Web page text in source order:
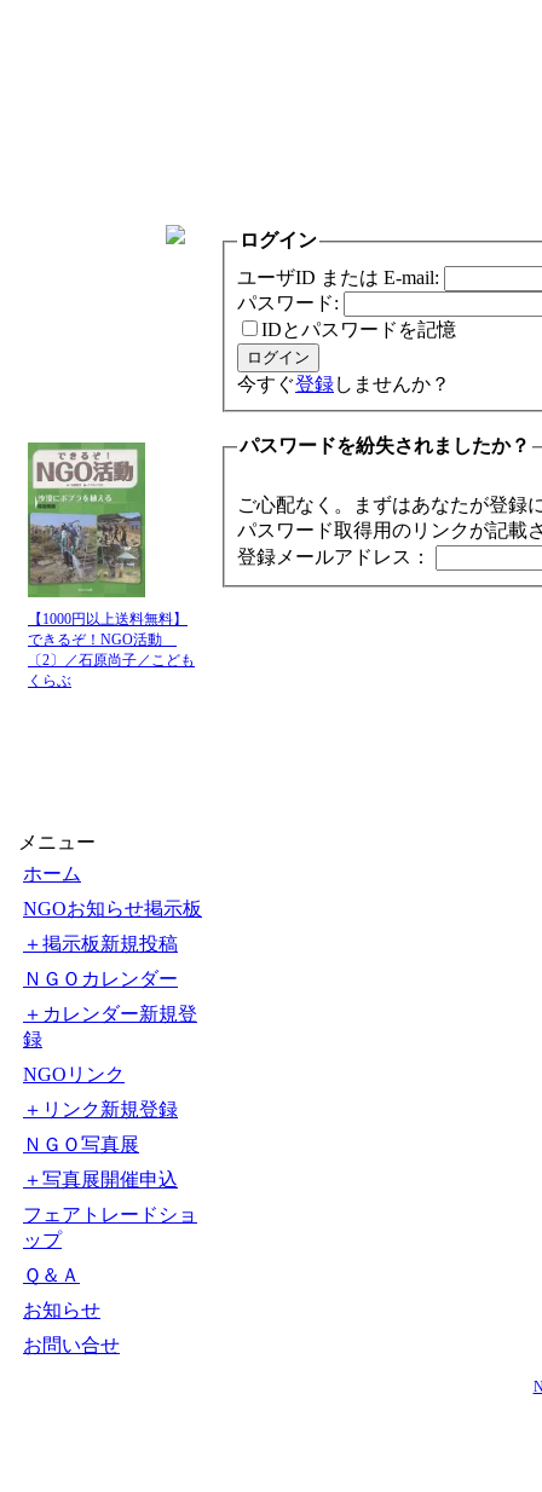
【1000円以上送料無料】
できるぞ！NGO活動
〔2〕／石原尚子／こども
くらぶ
メニュー
ホーム
NGOお知らせ掲示板
＋掲示板新規投稿
ＮＧＯカレンダー
＋カレンダー新規登
録
NGOリンク
＋リンク新規登録
ＮＧＯ写真展
＋写真展開催申込
フェアトレードショ
ップ
Ｑ＆Ａ
お知らせ
お問い合せ
ログイン
ユーザID または E-mail:
パスワード:
IDとパスワードを記憶
今すぐ登録しませんか？
パスワードを紛失されましたか？
ご心配なく。まずはあなたが登録
パスワード取得用のリンクが記載
登録メールアドレス：